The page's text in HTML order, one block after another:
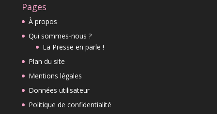
Pages
À propos
Qui sommes-nous ?
La Presse en parle !
Plan du site
Mentions légales
Données utilisateur
Politique de confidentialité